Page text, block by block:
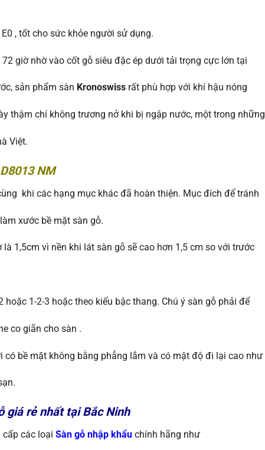
, tốt cho sức khỏe người sử dụng.
giờ nhờ vào cốt gỗ siêu đặc ép dưới tải trọng cực lớn tại
sản phẩm sàn Kronoswiss rất phù hợp với khí hậu nóng
thậm chí không trương nở khi bị ngập nước, một trong những
Việt.
NM
khi các hạng mục khác đã hoàn thiện. Mục đích để tránh
xước bề mặt sàn gỗ.
1,5cm vì nền khi lát sàn gỗ sẽ cao hơn 1,5 cm so với trước
hoặc 1-2-3 hoặc theo kiểu bậc thang. Chú ý sàn gỗ phải để
co giãn cho sàn .
có bề mặt không bằng phẳng lắm và có mật độ đi lại cao như
giá rẻ nhất tại Bắc Ninh
cấp các loại Sàn gỗ nhập khẩu chính hãng như